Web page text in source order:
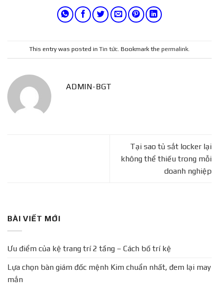
This entry was posted in Tin tức. Bookmark the permalink.
ADMIN-BGT
Tại sao tủ sắt locker lại
không thể thiếu trong mỗi
doanh nghiệp
BÀI VIẾT MỚI
Ưu điểm của kệ trang trí 2 tầng – Cách bố trí kệ
Lựa chọn bàn giám đốc mệnh Kim chuẩn nhất, đem lại may
mắn